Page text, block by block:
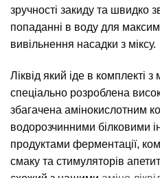
зручності закиду та швидко
попаданні в воду для
вивільнення насадки з міксу.
Ліквід який іде в комплекті
спеціально розроблена
збагачена амінокислотним
водорозчинними білковими
продуктами ферментації,
смаку та стимуляторів